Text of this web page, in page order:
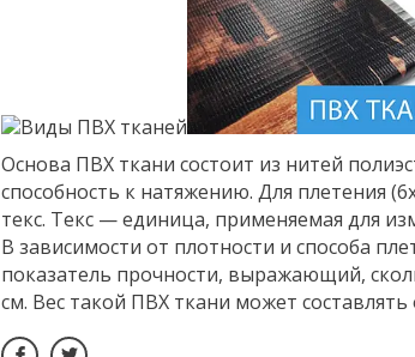
Основа ПВХ ткани состоит из нитей
способность к натяжению. Для плетения
текс. Текс — единица, применяемая для
В зависимости от плотности и способа
показатель прочности, выражающий,
см. Вес такой ПВХ ткани может составлять